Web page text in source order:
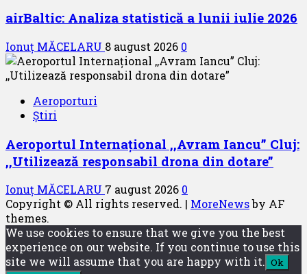
airBaltic: Analiza statistică a lunii iulie 2026
Ionuț MĂCELARU 8 august 2026 0
Aeroporturi
Știri
Aeroportul Internațional ,,Avram Iancu” Cluj:
,,Utilizează responsabil drona din dotare”
Ionuț MĂCELARU 7 august 2026 0
Copyright © All rights reserved. | MoreNewsby AF
themes.
We use cookies to ensure that we give you the best
experience on our website. If you continue to use this
site we will assume that you are happy with it. Ok